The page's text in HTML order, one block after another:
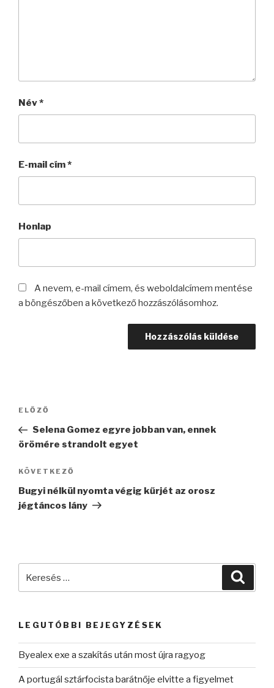
Név*
E-mail cím*
Honlap
A nevem, e-mail címem, és weboldalcímem mentése
a böngészőben a következő hozzászólásomhoz.
Bejegyzés
Korábbi
bejegyzés
ELŐZŐ
Selena Gomez egyre jobban van, ennek
örömére strandolt egyet
Következő
bejegyzés
KÖVETKEZŐ
Bugyi nélkül nyomta végig kűrjét az orosz
jégtáncos lány
LEGUTÓBBI BEJEGYZÉSEK
Byealex exe a szakítás után most újra ragyog
A portugál sztárfocista barátnője elvitte a figyelmet